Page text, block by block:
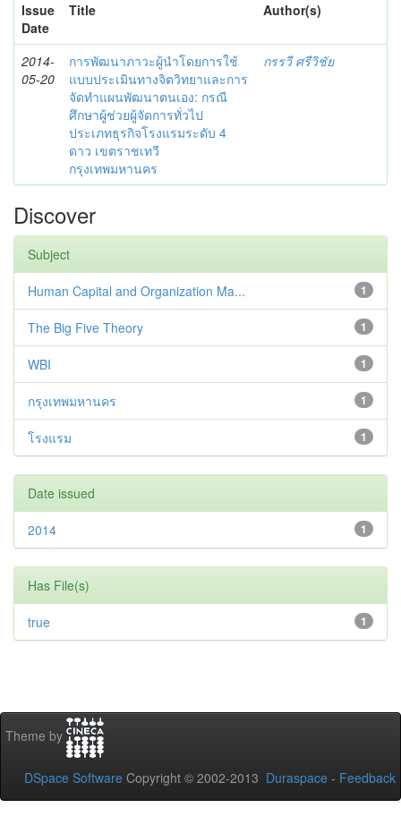
Issue
Date
Title Author(s)
2014-
05-20
การพัฒนาภาวะผู้นำโดยการใช้
แบบประเมินทางจิตวิทยาและการ
จัดทำแผนพัฒนาตนเอง: กรณี
ศึกษาผู้ช่วยผู้จัดการทั่วไป
ประเภทธุรกิจโรงแรมระดับ 4
ดาว เขตราชเทวี
กรุงเทพมหานคร
กรรวี ศรีวิชัย
Discover
Subject
1
Human Capital and Organization Ma...
1
The Big Five Theory
1
WBI
1
กรุงเทพมหานคร
1
โรงแรม
Date issued
1
2014
Has File(s)
1
true
Theme by
DSpace Software Copyright © 2002-2013 Duraspace - Feedback